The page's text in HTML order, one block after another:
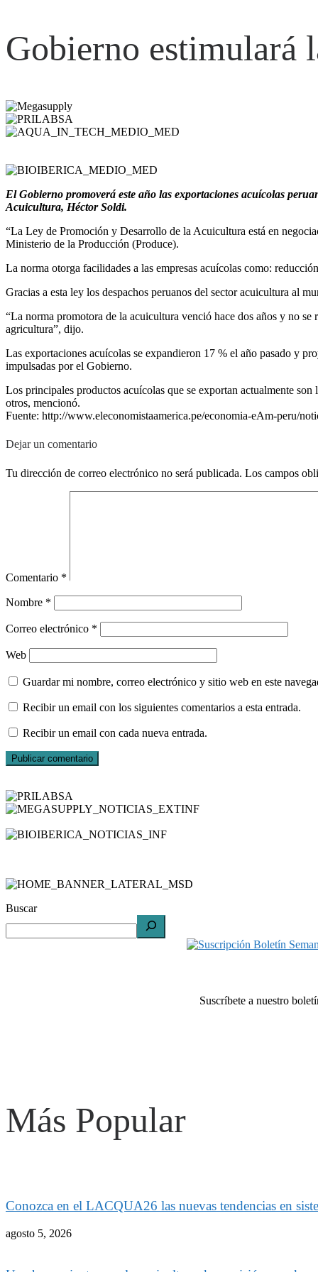
Gobierno estimulará
El Gobierno promoverá este año las exportaciones acuícolas
Acuicultura, Héctor Soldi.
“La Ley de Promoción y Desarrollo de la Acuicultura está en
Ministerio de la Producción (Produce).
La norma otorga facilidades a las empresas acuícolas como:
Gracias a esta ley los despachos peruanos del sector acuicultura al
“La norma promotora de la acuicultura venció hace dos años y no
agricultura”, dijo.
Las exportaciones acuícolas se expandieron 17 % el año pasado y
impulsadas por el Gobierno.
Los principales productos acuícolas que se exportan actualmente
otros, mencionó.
Fuente: http://www.eleconomistaamerica.pe/economia-eAm-peru/
Dejar un comentario
Tu dirección de correo electrónico no será publicada. Los campos
Comentario *
Nombre *
Correo electrónico *
Web
Guardar mi nombre, correo electrónico y sitio web en este
Recibir un email con los siguientes comentarios a esta entrada.
Recibir un email con cada nueva entrada.
Buscar
Suscríbete a nuestro
Más Popular
Conozca en el LACQUA26 las nuevas tendencias en
agosto 5, 2026